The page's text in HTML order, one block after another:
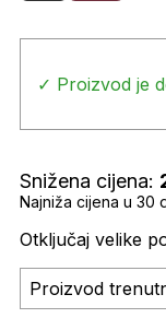
✓ Proizvod je
Snižena cijena:
Najniža cijena u 30
Otključaj velike
Proizvod